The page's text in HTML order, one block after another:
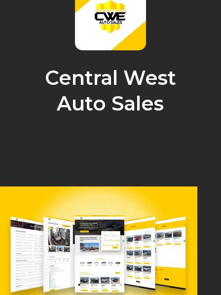
Central West
Auto Sales